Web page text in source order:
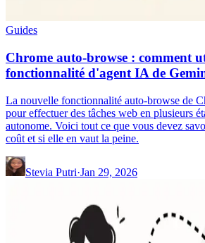
Guides
Chrome auto-browse : comment
fonctionnalité d'agent IA de
La nouvelle fonctionnalité auto-browse de
pour effectuer des tâches web en plusieurs
autonome. Voici tout ce que vous devez
coût et si elle en vaut la peine.
Stevia Putri·Jan 29, 2026